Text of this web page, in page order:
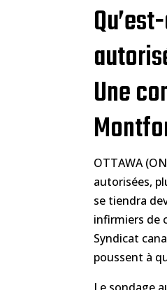
Une
OTTAWA
autorisées,
se tiendra
infirmiers de
Syndicat
poussent à